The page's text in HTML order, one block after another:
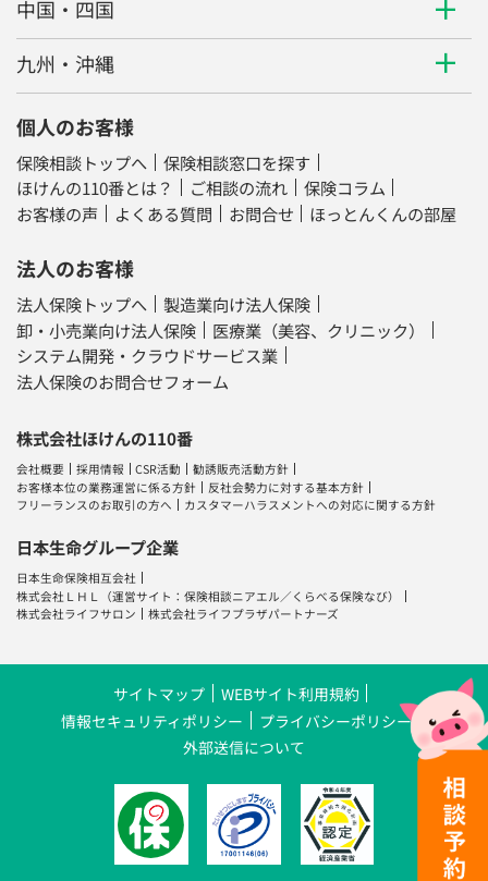
中国・四国
九州・沖縄
個人のお客様
保険相談トップへ
保険相談窓口を探す
ほけんの110番とは？
ご相談の流れ
保険コラム
お客様の声
よくある質問 お問合せ ほっとんくんの部屋
法人のお客様
法人保険トップへ
製造業向け法人保険
卸・小売業向け法人保険
医療業（美容、クリニック）
システム開発・クラウドサービス業
法人保険のお問合せフォーム
株式会社ほけんの110番
会社概要 採用情報 CSR活動
勧誘販売活動方針
お客様本位の業務運営に係る方針
反社会勢力に対する基本方針
フリーランスのお取引の方へ
カスタマーハラスメントへの対応に関する方針
日本生命グループ企業
日本生命保険相互会社
株式会社ＬＨＬ
（運営サイト：保険相談ニアエル ／ くらべる保険なび）
株式会社ライフサロン
株式会社ライフプラザパートナーズ
サイトマップ
WEBサイト利用規約
情報セキュリティポリシー
プライバシーポリシー
外部送信について